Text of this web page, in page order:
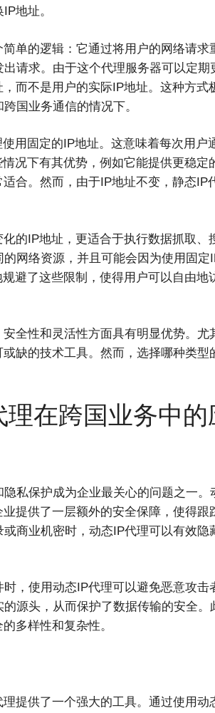
地址。
单的逻辑：它通过将用户的网络请
请求。由于这个代理服务器可以定
而不是用户的实际IP地址。这种方
国业务通信的情况下。
用固定的IP地址。这意味着每次用户
况下有其优势，例如它能提供更稳定
合。然而，由于IP地址不变，静态IP
的IP地址，更适合于执行数据抓取
网络资源，并且可能会因为使用固
避了这些限制，使得用户可以自由
全性和灵活性方面具有明显优势。
缺的技术工具。然而，选择哪种类
在跨国业务中的
私保护成为企业最关心的问题之一
提供了一层额外的安全保障，使得
商业机密时，动态IP代理可以有效
，使用动态IP代理可以避免恶意攻
源头，从而保护了数据传输的安全
多样性和复杂性。
提供了一个强大的工具。通过使用动